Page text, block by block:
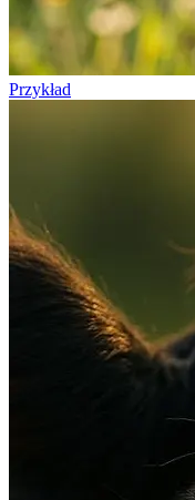
Przykład